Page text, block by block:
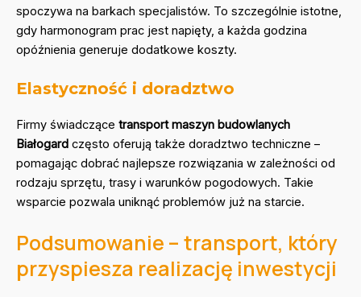
spoczywa na barkach specjalistów. To szczególnie istotne,
gdy harmonogram prac jest napięty, a każda godzina
opóźnienia generuje dodatkowe koszty.
Elastyczność i doradztwo
Firmy świadczące transport maszyn budowlanych
Białogard często oferują także doradztwo techniczne –
pomagając dobrać najlepsze rozwiązania w zależności od
rodzaju sprzętu, trasy i warunków pogodowych. Takie
wsparcie pozwala uniknąć problemów już na starcie.
Podsumowanie – transport, który
przyspiesza realizację inwestycji